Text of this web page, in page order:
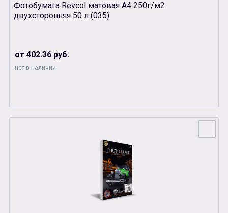
Фотобумага Revcol матовая А4 250г/м2
двухсторонняя 50 л (035)
от 402.36 руб.
нет в наличии